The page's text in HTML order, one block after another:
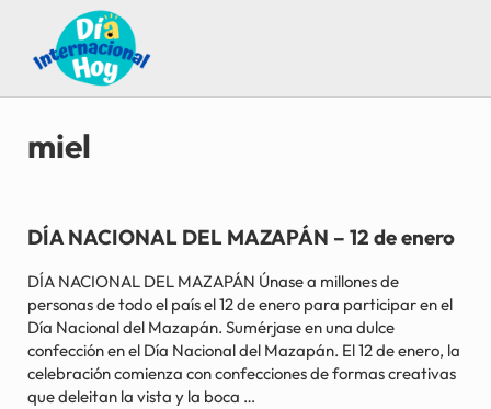
Saltar al contenido principal
Skip to after header navigation
Skip to site footer
Día Internacional Hoy
Guía para saber qué día internacional es hoy
miel
DÍA NACIONAL DEL MAZAPÁN – 12 de enero
DÍA NACIONAL DEL MAZAPÁN Únase a millones de
personas de todo el país el 12 de enero para participar en el
Día Nacional del Mazapán. Sumérjase en una dulce
confección en el Día Nacional del Mazapán. El 12 de enero, la
celebración comienza con confecciones de formas creativas
que deleitan la vista y la boca …